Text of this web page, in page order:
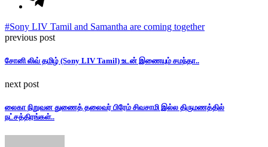
#Sony LIV Tamil and Samantha are coming together
previous post
சோனி லிவ் தமிழ் (Sony LIV Tamil) உடன் இணையும் சமந்தா..
next post
லைகா நிறுவன துணைத் தலைவர் பிரேம் சிவசாமி இல்ல திருமணத்தில்
நட்சத்திரங்கள்..